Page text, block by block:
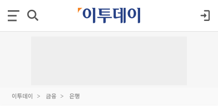
이투데이 금융 은행